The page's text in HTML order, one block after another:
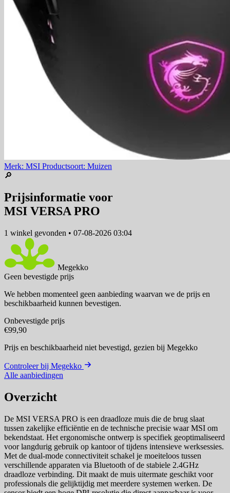
Merk: MSI Productsoort: Muizen
🔎
Prijsinformatie voor
MSI VERSA PRO
1 winkel gevonden • 07-08-2026 03:04
Megekko
Geen bevestigde prijs
We hebben momenteel geen aanbieding waarvan we de prijs en
beschikbaarheid kunnen bevestigen.
Onbevestigde prijs
€99,90
Prijs en beschikbaarheid niet bevestigd, gezien bij Megekko
Controleer bij Megekko
Alle aanbiedingen
Overzicht
De MSI VERSA PRO is een draadloze muis die de brug slaat
tussen zakelijke efficiëntie en de technische precisie waar MSI om
bekendstaat. Het ergonomische ontwerp is specifiek geoptimaliseerd
voor langdurig gebruik op kantoor of tijdens intensieve werksessies.
Met de dual-mode connectiviteit schakel je moeiteloos tussen
verschillende apparaten via Bluetooth of de stabiele 2.4GHz
draadloze verbinding. Dit maakt de muis uitermate geschikt voor
professionals die gelijktijdig met meerdere systemen werken. De